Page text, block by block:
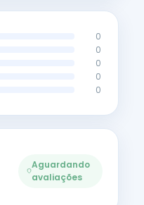
0
0
0
0
0
Aguardando
avaliações